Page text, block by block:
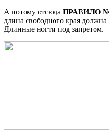
А потому отсюда ПРАВИЛО №
длина свободного края
Длинные ногти под запретом.